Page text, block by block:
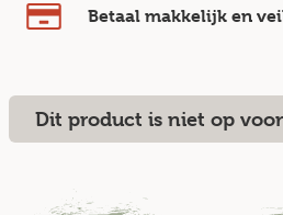
Betaal makkelijk en
Dit product is niet op